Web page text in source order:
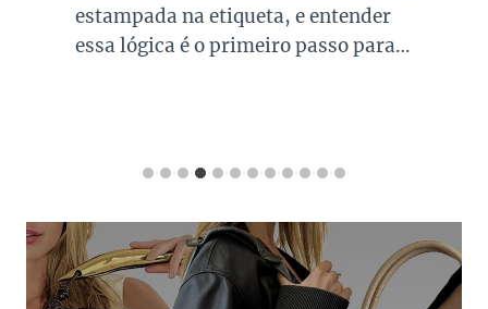
estampada na etiqueta, e entender
essa lógica é o primeiro passo para…